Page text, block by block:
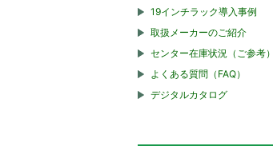
19インチラック導入事例
取扱メーカーのご紹介
センター在庫状況（ご参考）
よくある質問（FAQ）
デジタルカタログ